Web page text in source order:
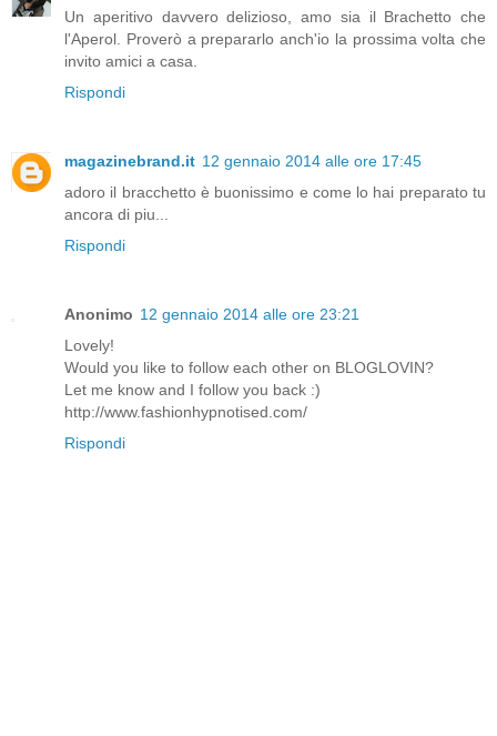
Un aperitivo davvero delizioso, amo sia il Brachetto che
l'Aperol. Proverò a prepararlo anch'io la prossima volta che
invito amici a casa.
Rispondi
magazinebrand.it 12 gennaio 2014 alle ore 17:45
adoro il bracchetto è buonissimo e come lo hai preparato tu
ancora di piu...
Rispondi
Anonimo 12 gennaio 2014 alle ore 23:21
Lovely!
Would you like to follow each other on BLOGLOVIN?
Let me know and I follow you back :)
http://www.fashionhypnotised.com/
Rispondi